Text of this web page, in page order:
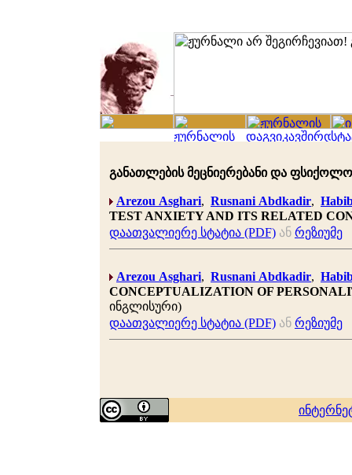
განათლების მეცნიერებანი და
Arezou Asghari, Rusnani Abdkadir,
TEST ANXIETY AND ITS RELATED
დაათვალიერე სტატია (PDF) ან რეზიუმე
Arezou Asghari, Rusnani Abdkadir,
CONCEPTUALIZATION OF
ინგლისური)
დაათვალიერე სტატია (PDF) ან რეზიუმე